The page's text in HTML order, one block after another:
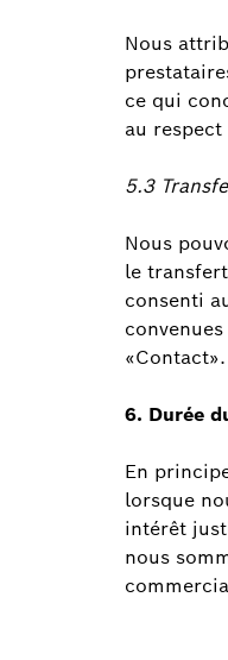
Nous
ce qui
au
5.3
Nous
le
consenti
«Contact».
6. Durée
En
lorsque
intérêt
nous